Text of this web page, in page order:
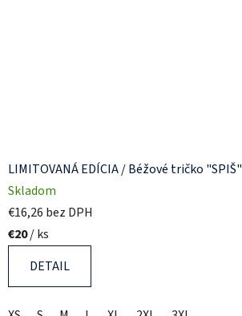
LIMITOVANÁ EDÍCIA / Béžové tričko "SPIŠ"
Skladom
€16,26 bez DPH
€20/ ks
DETAIL